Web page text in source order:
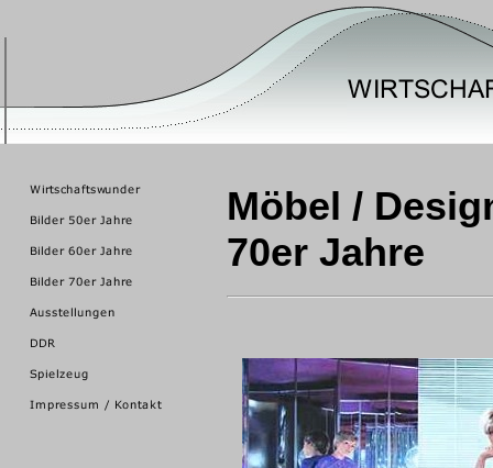
Möbel /
70er Jahre